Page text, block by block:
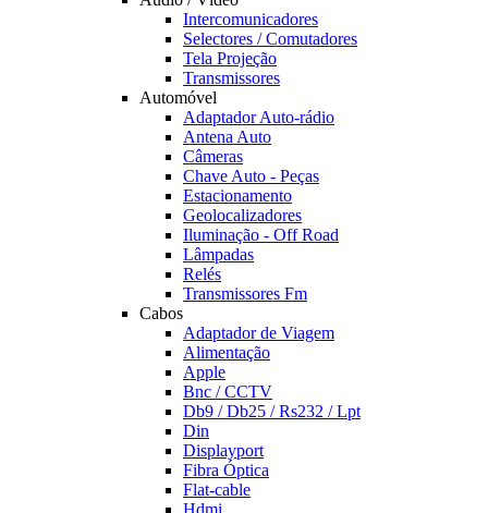
Intercomunicadores
Selectores / Comutadores
Tela Projeção
Transmissores
Automóvel
Adaptador Auto-rádio
Antena Auto
Câmeras
Chave Auto - Peças
Estacionamento
Geolocalizadores
Iluminação - Off Road
Lâmpadas
Relés
Transmissores Fm
Cabos
Adaptador de Viagem
Alimentação
Apple
Bnc / CCTV
Db9 / Db25 / Rs232 / Lpt
Din
Displayport
Fibra Óptica
Flat-cable
Hdmi